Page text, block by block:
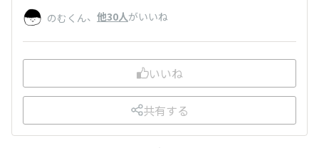
のむくん、 他30人がいいね
いいね
共有する